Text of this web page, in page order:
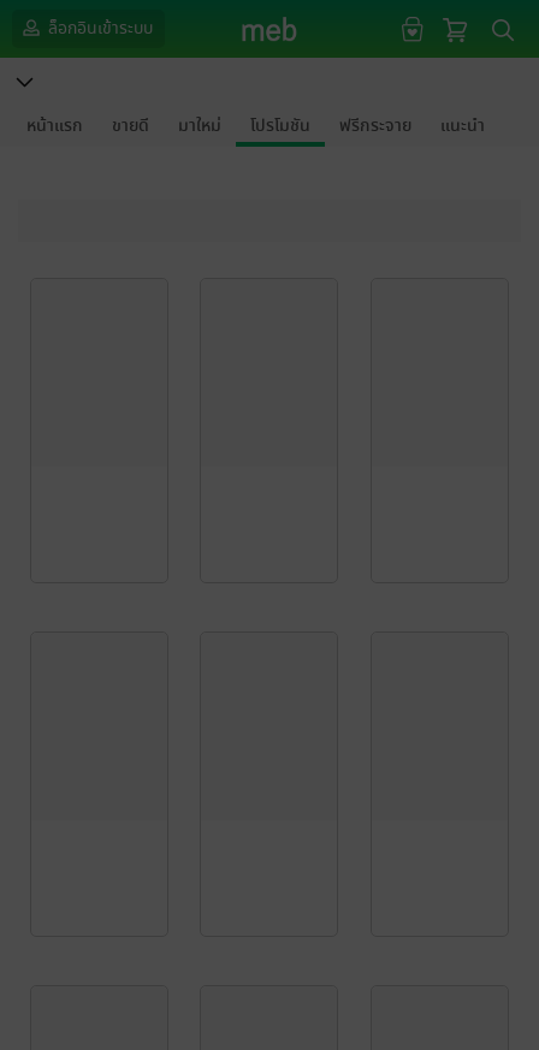
ล็อกอินเข้าระบบ
หน้าแรก ขายดี มาใหม่ โปรโมชัน ฟรีกระจาย แนะนำ